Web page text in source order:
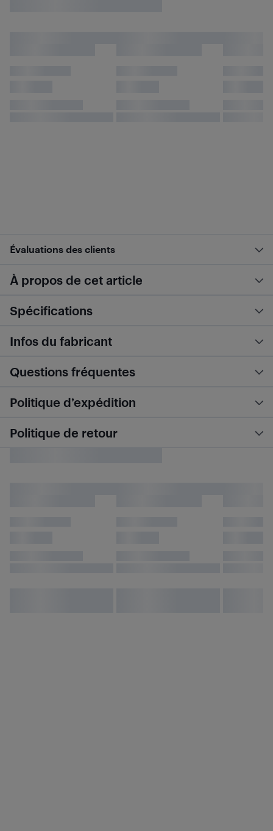
Évaluations des clients
À propos de cet article
Spécifications
Infos du fabricant
Questions fréquentes
Politique d’expédition
Politique de retour